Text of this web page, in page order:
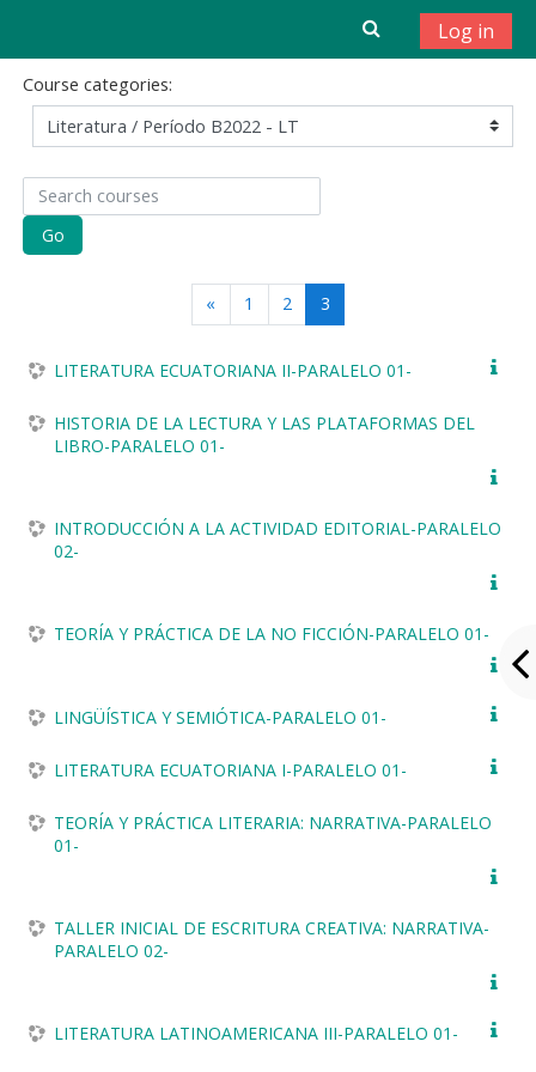
Log in
Course categories:
Search courses
Go
« Previous
1 2 3(current)
LITERATURA ECUATORIANA II-PARALELO 01-
HISTORIA DE LA LECTURA Y LAS PLATAFORMAS DEL
LIBRO-PARALELO 01-
INTRODUCCIÓN A LA ACTIVIDAD EDITORIAL-PARALELO
02-
TEORÍA Y PRÁCTICA DE LA NO FICCIÓN-PARALELO 01-
LINGÜÍSTICA Y SEMIÓTICA-PARALELO 01-
LITERATURA ECUATORIANA I-PARALELO 01-
TEORÍA Y PRÁCTICA LITERARIA: NARRATIVA-PARALELO
01-
TALLER INICIAL DE ESCRITURA CREATIVA: NARRATIVA-
PARALELO 02-
LITERATURA LATINOAMERICANA III-PARALELO 01-